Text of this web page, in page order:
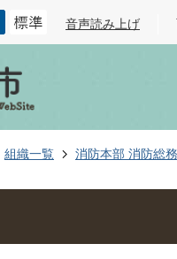
音声読み上げ
組織一覧 消防本部 消防総